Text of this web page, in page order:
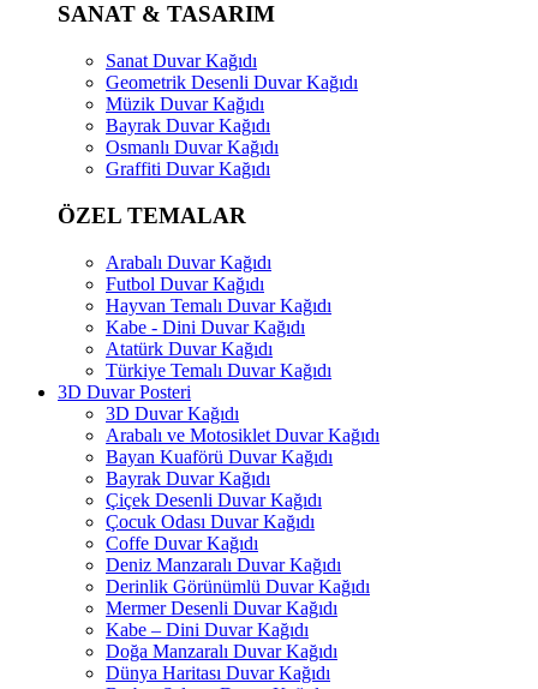
SANAT & TASARIM
Sanat Duvar Kağıdı
Geometrik Desenli Duvar Kağıdı
Müzik Duvar Kağıdı
Bayrak Duvar Kağıdı
Osmanlı Duvar Kağıdı
Graffiti Duvar Kağıdı
ÖZEL TEMALAR
Arabalı Duvar Kağıdı
Futbol Duvar Kağıdı
Hayvan Temalı Duvar Kağıdı
Kabe - Dini Duvar Kağıdı
Atatürk Duvar Kağıdı
Türkiye Temalı Duvar Kağıdı
3D Duvar Posteri
3D Duvar Kağıdı
Arabalı ve Motosiklet Duvar Kağıdı
Bayan Kuaförü Duvar Kağıdı
Bayrak Duvar Kağıdı
Çiçek Desenli Duvar Kağıdı
Çocuk Odası Duvar Kağıdı
Coffe Duvar Kağıdı
Deniz Manzaralı Duvar Kağıdı
Derinlik Görünümlü Duvar Kağıdı
Mermer Desenli Duvar Kağıdı
Kabe – Dini Duvar Kağıdı
Doğa Manzaralı Duvar Kağıdı
Dünya Haritası Duvar Kağıdı